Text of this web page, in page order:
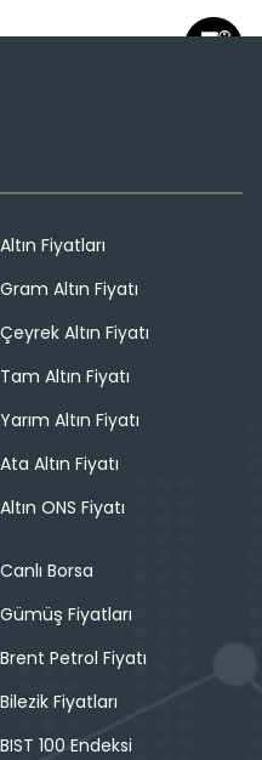
Altın Fiyatları
Gram Altın Fiyatı
Çeyrek Altın Fiyatı
Tam Altın Fiyatı
Yarım Altın Fiyatı
Ata Altın Fiyatı
Altın ONS Fiyatı
Canlı Borsa
Gümüş Fiyatları
Brent Petrol Fiyatı
Bilezik Fiyatları
BIST 100 Endeksi